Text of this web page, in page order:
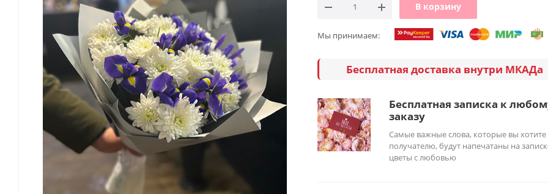
В корзину
Мы принимаем:
Бесплатная доставка внутри МКАДа
Бесплатная записка к
заказу
Самые важные слова, которые вы хотите
получателю, будут напечатаны на
цветы с любовью